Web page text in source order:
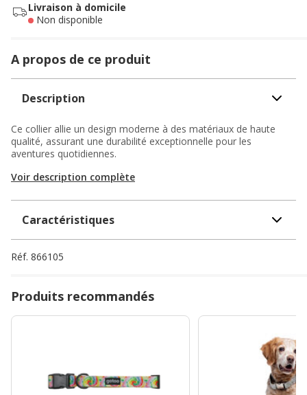
Livraison à domicile
Non disponible
A propos de ce produit
Description
Ce collier allie un design moderne à des matériaux de haute
qualité, assurant une durabilité exceptionnelle pour les
aventures quotidiennes.
Voir description complète
Caractéristiques
Réf. 866105
Produits recommandés